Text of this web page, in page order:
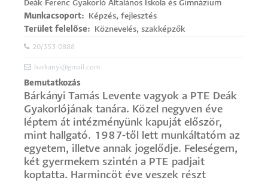
Deák Ferenc Gyakorló Általános Iskola és Gimnázium
Munkacsoport
Képzés, fejlesztés
Terület felelőse
Köznevelés, szakképzők
20/353-0888
barkanyi@gmail.com
Bemutatkozás
Bárkányi Tamás Levente vagyok a PTE Deák
Gyakorlójának tanára. Közel negyven éve
léptem át intézményünk kapuját először,
mint hallgató. 1987-től lett munkáltatóm az
egyetem, illetve annak jogelődje. Feleségem,
két gyermekem szintén a PTE padjait
koptatta. Harmincöt éve veszek részt